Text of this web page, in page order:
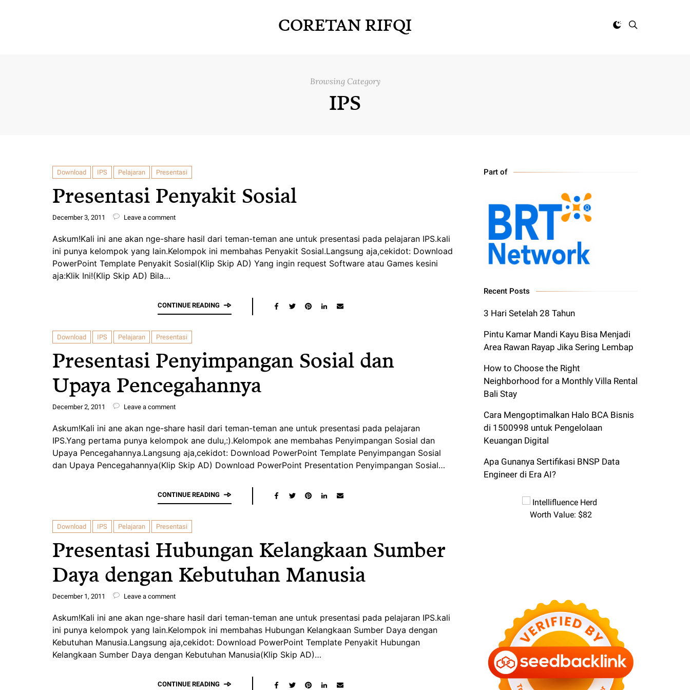
CORETAN RIFQI
Browsing Category
IPS
Download IPS Pelajaran Presentasi
Presentasi Penyakit Sosial
December 3, 2011 Leave a comment
Askum!Kali ini ane akan nge-share hasil dari teman-teman ane untuk presentasi pada pelajaran IPS.kali
ini punya kelompok yang lain.Kelompok ini membahas Penyakit Sosial.Langsung aja,cekidot: Download
PowerPoint Template Penyakit Sosial(Klip Skip AD) Yang ingin request Software atau Games kesini
aja:Klik Ini!(Klip Skip AD) Bila…
CONTINUE READING
Download IPS Pelajaran Presentasi
Presentasi Penyimpangan Sosial dan
Upaya Pencegahannya
December 2, 2011 Leave a comment
Askum!Kali ini ane akan nge-share hasil dari teman-teman ane untuk presentasi pada pelajaran
IPS.Yang pertama punya kelompok ane dulu,:).Kelompok ane membahas Penyimpangan Sosial dan
Upaya Pencegahannya.Langsung aja,cekidot: Download PowerPoint Template Penyimpangan Sosial
dan Upaya Pencegahannya(Klip Skip AD) Download PowerPoint Presentation Penyimpangan Sosial…
CONTINUE READING
Download IPS Pelajaran Presentasi
Presentasi Hubungan Kelangkaan Sumber
Daya dengan Kebutuhan Manusia
December 1, 2011 Leave a comment
Askum!Kali ini ane akan nge-share hasil dari teman-teman ane untuk presentasi pada pelajaran IPS.kali
ini punya kelompok yang lain.Kelompok ini membahas Hubungan Kelangkaan Sumber Daya dengan
Kebutuhan Manusia.Langsung aja,cekidot: Download PowerPoint Template Penyakit Hubungan
Kelangkaan Sumber Daya dengan Kebutuhan Manusia(Klip Skip AD)…
CONTINUE READING
Part of
Recent Posts
3 Hari Setelah 28 Tahun
Pintu Kamar Mandi Kayu Bisa Menjadi
Area Rawan Rayap Jika Sering Lembap
How to Choose the Right
Neighborhood for a Monthly Villa Rental
Bali Stay
Cara Mengoptimalkan Halo BCA Bisnis
di 1500998 untuk Pengelolaan
Keuangan Digital
Apa Gunanya Sertifikasi BNSP Data
Engineer di Era AI?